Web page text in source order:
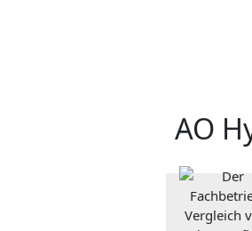
AO